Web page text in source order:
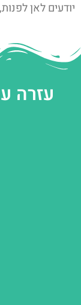
יודעים לאן לפנות,
עזרה